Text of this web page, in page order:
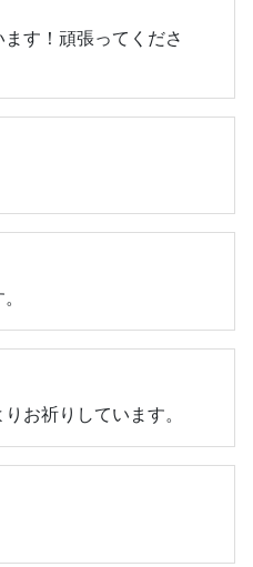
す！頑張ってくださ
お祈りしています。